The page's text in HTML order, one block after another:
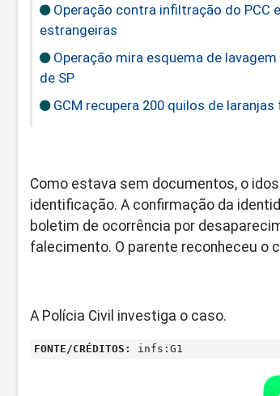
Operação contra infiltração do PCC
estrangeiras
Operação mira esquema de
de SP
GCM recupera 200 quilos de
Como estava sem documentos, o
identificação. A confirmação da
boletim de ocorrência por
falecimento. O parente reconheceu o
A Polícia Civil investiga o caso.
FONTE/CRÉDITOS: infs:G1